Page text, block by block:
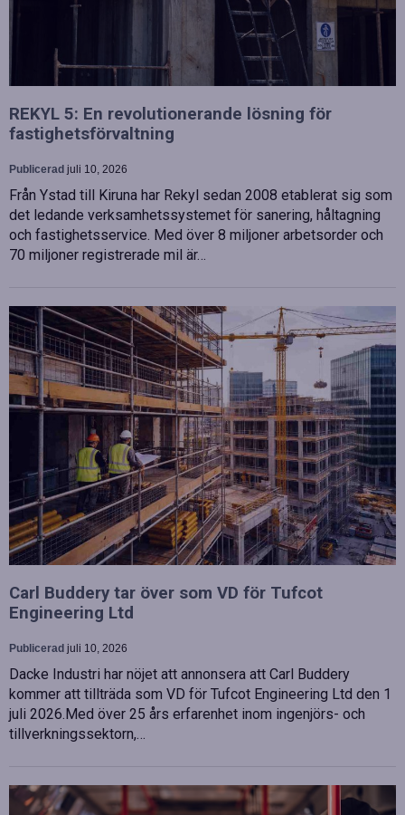
REKYL 5: En revolutionerande lösning för
fastighetsförvaltning
Publicerad juli 10, 2026
Från Ystad till Kiruna har Rekyl sedan 2008 etablerat sig som
det ledande verksamhetssystemet för sanering, håltagning
och fastighetsservice. Med över 8 miljoner arbetsorder och
70 miljoner registrerade mil är…
Carl Buddery tar över som VD för Tufcot
Engineering Ltd
Publicerad juli 10, 2026
Dacke Industri har nöjet att annonsera att Carl Buddery
kommer att tillträda som VD för Tufcot Engineering Ltd den 1
juli 2026.Med över 25 års erfarenhet inom ingenjörs- och
tillverkningssektorn,…